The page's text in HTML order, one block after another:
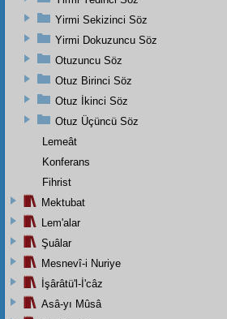
Yirmi Sekizinci Söz
Yirmi Dokuzuncu Söz
Otuzuncu Söz
Otuz Birinci Söz
Otuz İkinci Söz
Otuz Üçüncü Söz
Lemeât
Konferans
Fihrist
Mektubat
Lem'alar
Şuâlar
Mesnevî-i Nuriye
İşârâtü'l-İ'câz
Asâ-yı Mûsâ